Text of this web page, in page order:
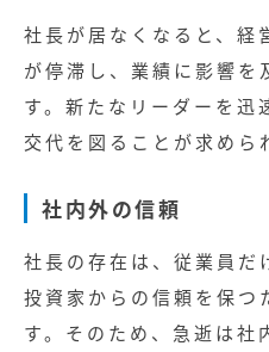
社長が居なくなると、経
が停滞し、業績に影響を
す。新たなリーダーを迅
交代を図ることが求めら
社内外の信頼
社長の存在は、従業員だ
投資家からの信頼を保つ
す。そのため、急逝は社